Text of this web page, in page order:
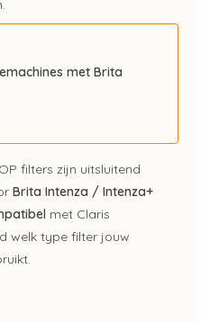
met Brita
filters zijn uitsluitend
Brita Intenza / Intenza+
met Claris
welk type filter jouw